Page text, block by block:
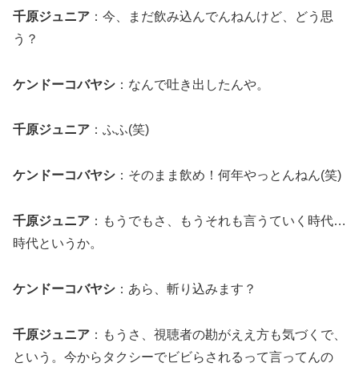
千原ジュニア ：今、まだ飲み込んでんねんけど、どう思
う？
ケンドーコバヤシ ：なんで吐き出したんや。
千原ジュニア ：ふふ(笑)
ケンドーコバヤシ ：そのまま飲め！何年やっとんねん(笑)
千原ジュニア ：もうでもさ、もうそれも言うていく時代…
時代というか。
ケンドーコバヤシ ：あら、斬り込みます？
千原ジュニア ：もうさ、視聴者の勘がええ方も気づくで、
という。今からタクシーでビビらされるって言ってんの